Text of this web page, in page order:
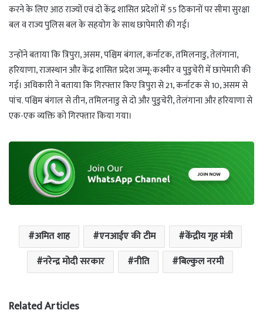
करने के लिए आठ राज्यों एवं दो केंद्र शासित प्रदेशों में 55 ठिकानों पर सीमा सुरक्षा
बल व राज्य पुलिस बल के सहयोग के साथ छापेमारी की गई।
उन्होंने बताया कि त्रिपुरा, असम, पश्चिम बंगाल, कर्नाटक, तमिलनाडु, तेलंगाना,
हरियाणा, राजस्थान और केंद्र शासित प्रदेश जम्मू-कश्मीर व पुडुचेरी में छापेमारी की
गई। अधिकारी ने बताया कि गिरफ्तार किए त्रिपुरा से 21, कर्नाटक से 10, असम से
पांच. पश्चिम बंगाल से तीन, तमिलनाडु से दो और पुडुचेरी, तेलंगाना और हरियाणा से
एक-एक व्यक्ति को गिरफ्तार किया गया।
अमित शाह एनआईए की टीम
केंद्रीय गृह मंत्री
नरेन्द्र मोदी सरकार
नीति बिल्कुल नरमी
Related Articles